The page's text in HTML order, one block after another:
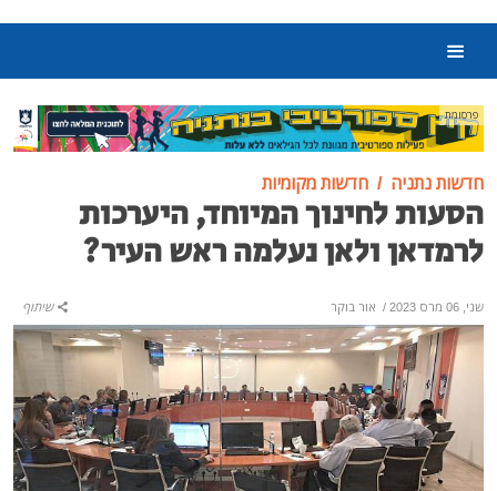
פרסומת
חדשות נתניה חדשות מקומיות
הסעות לחינוך המיוחד, היערכות
לרמדאן ולאן נעלמה ראש העיר?
שני, 06 מרס 2023 / אור בוקר שיתוף